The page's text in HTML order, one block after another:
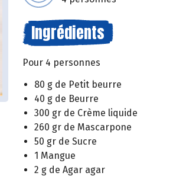
Ingrédients
Pour 4 personnes
80 g de Petit beurre
40 g de Beurre
300 gr de Crème liquide
260 gr de Mascarpone
50 gr de Sucre
1 Mangue
2 g de Agar agar